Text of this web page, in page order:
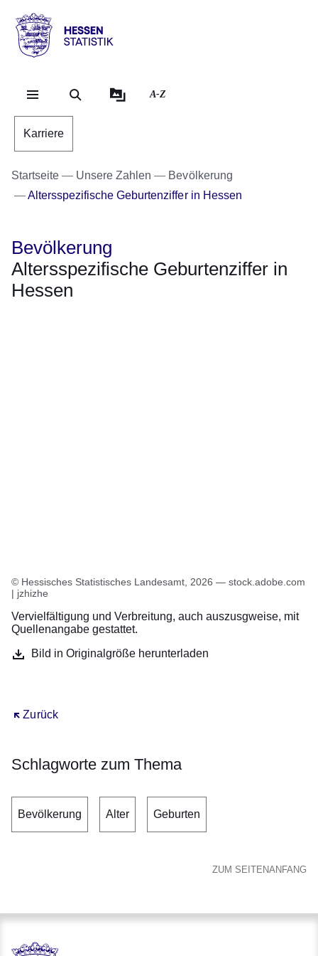
Hessen
Statistik
A-Z
Karriere
Startseite Unsere Zahlen
Bevölkerung
Altersspezifische Geburtenziffer in Hessen
Bevölkerung
Altersspezifische Geburtenziffer in
Hessen
© Hessisches Statistisches Landesamt, 2026 — stock.adobe.com
| jzhizhe
Vervielfältigung und Verbreitung, auch auszusgweise, mit
Quellenangabe gestattet.
Bild in Originalgröße herunterladen
Zurück
Öffnet sich in einem neuen Fenster
Schlagworte zum Thema
Bevölkerung Alter Geburten
ZUM SEITENANFANG